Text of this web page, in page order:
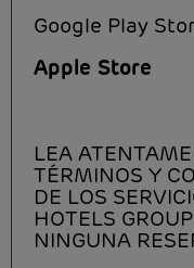
Google Play
Apple Store
LEA
TÉRMINOS Y
DE LOS
HOTELS
NINGUNA